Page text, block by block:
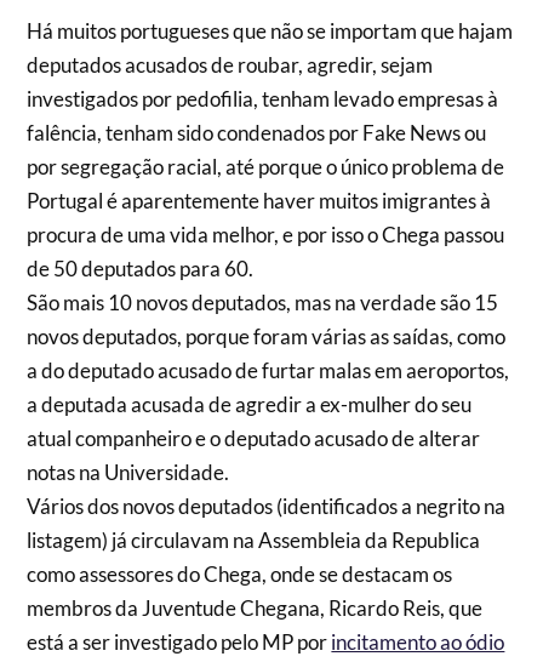
Há muitos portugueses que não se importam que hajam
deputados acusados de roubar, agredir, sejam
investigados por pedofilia, tenham levado empresas à
falência, tenham sido condenados por Fake News ou
por segregação racial, até porque o único problema de
Portugal é aparentemente haver muitos imigrantes à
procura de uma vida melhor, e por isso o Chega passou
de 50 deputados para 60.
São mais 10 novos deputados, mas na verdade são 15
novos deputados, porque foram várias as saídas, como
a do deputado acusado de furtar malas em aeroportos,
a deputada acusada de agredir a ex-mulher do seu
atual companheiro e o deputado acusado de alterar
notas na Universidade.
Vários dos novos deputados (identificados a negrito na
listagem) já circulavam na Assembleia da Republica
como assessores do Chega, onde se destacam os
membros da Juventude Chegana, Ricardo Reis, que
está a ser investigado pelo MP porincitamento ao ódio